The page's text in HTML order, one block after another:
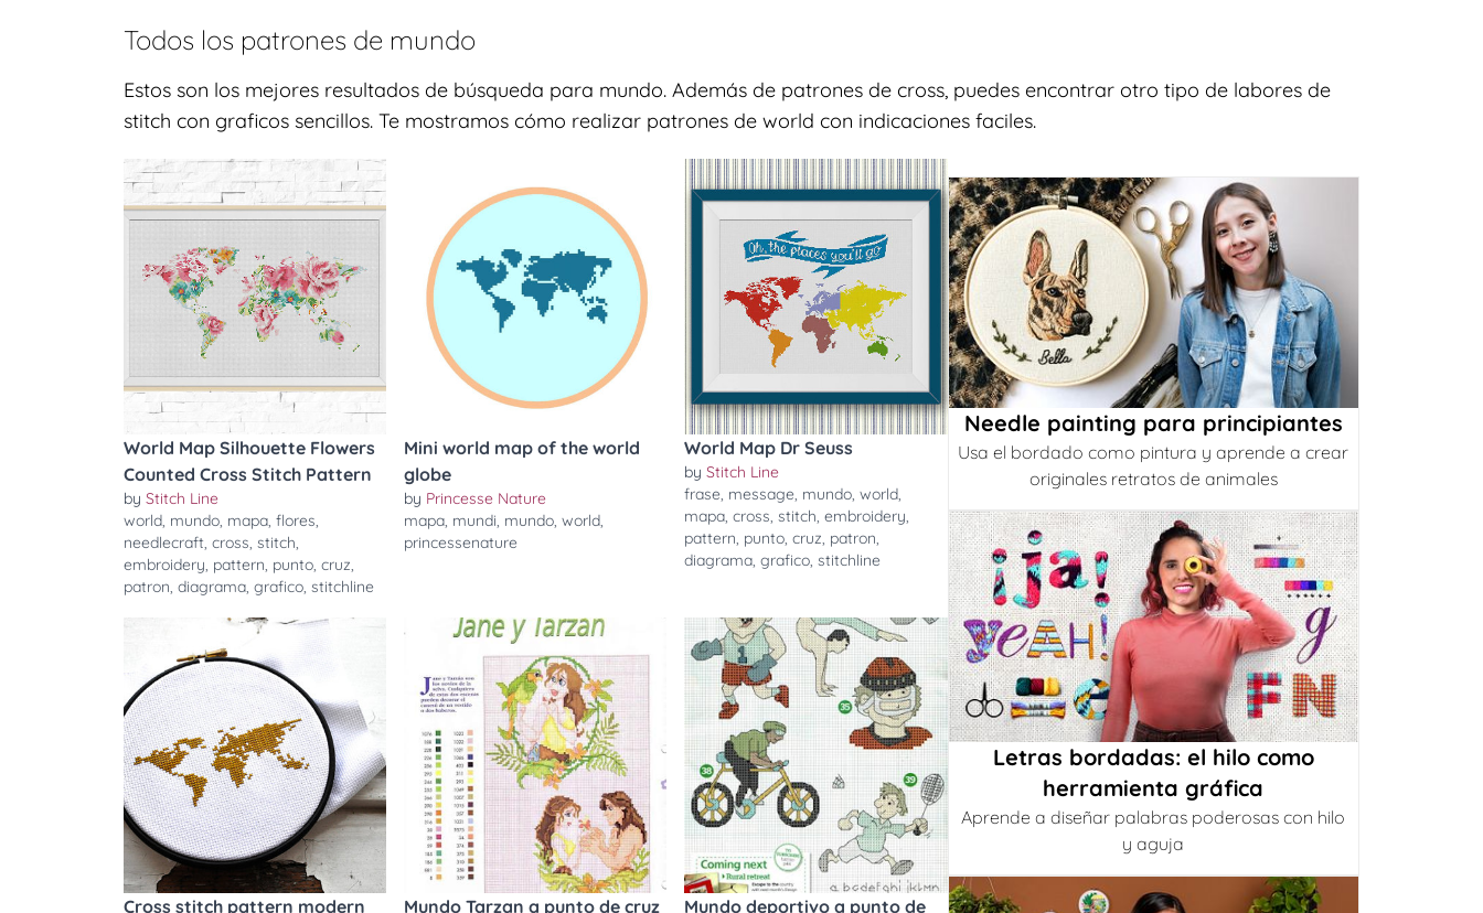
Todos los patrones de mundo
Estos son los mejores resultados de búsqueda para mundo. Además de patrones de cross, puedes encontrar otro tipo de labores de
stitch con graficos sencillos. Te mostramos cómo realizar patrones de world con indicaciones faciles.
World Map Silhouette Flowers
Counted Cross Stitch Pattern
by Stitch Line
world, mundo, mapa, flores,
needlecraft, cross, stitch,
embroidery, pattern, punto, cruz,
patron, diagrama, grafico, stitchline
Mini world map of the world
globe
by Princesse Nature
mapa, mundi, mundo,world,
princessenature
World Map Dr Seuss
byStitch Line
frase, message, mundo,world,
mapa,cross,stitch,embroidery,
pattern, punto,cruz, patron,
diagrama,grafico,stitchline
Cross stitch pattern modern
Mundo Tarzan a punto de cruz
Mundo deportivo a punto de
Needle painting para principiantes
Usa el bordado como pintura y aprende a crear
originales retratos de animales
Letras bordadas: el hilo como
herramienta gráfica
Aprende a diseñar palabras poderosas con hilo
y aguja